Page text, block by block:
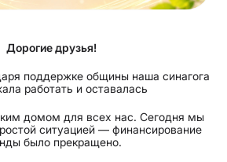
Дорогие друзья!
поддержке общины наша синагога
работать и оставалась
домом для всех нас. Сегодня мы
ситуацией — финансирование
было прекращено.